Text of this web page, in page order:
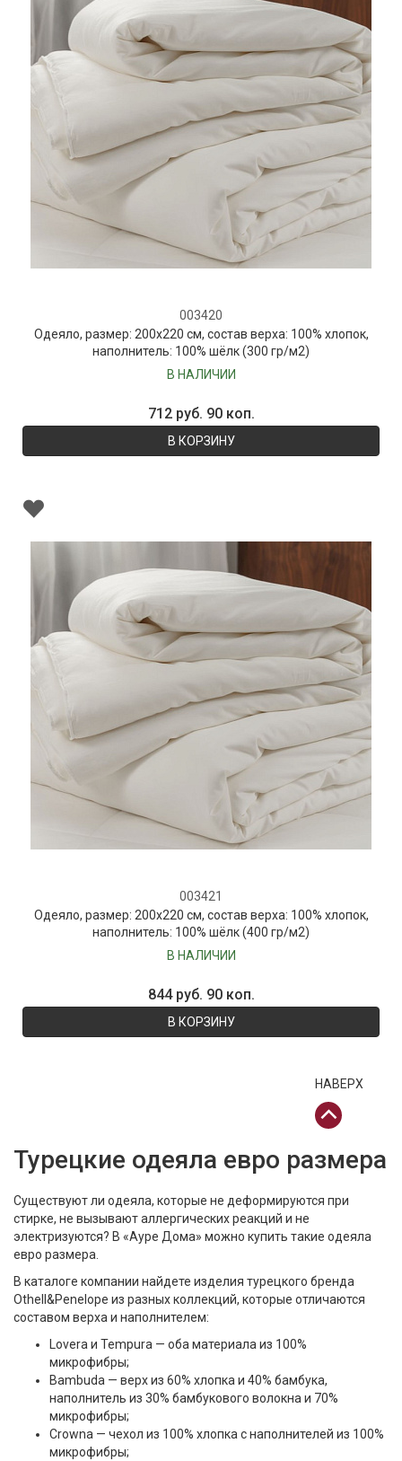
003420
Одеяло, размер: 200х220 см, состав верха: 100% хлопок,
наполнитель: 100% шёлк (300 гр/м2)
В НАЛИЧИИ
712 руб. 90 коп.
В КОРЗИНУ
003421
Одеяло, размер: 200х220 см, состав верха: 100% хлопок,
наполнитель: 100% шёлк (400 гр/м2)
В НАЛИЧИИ
844 руб. 90 коп.
В КОРЗИНУ
НАВЕРХ
Турецкие одеяла евро размера
Существуют ли одеяла, которые не деформируются при
стирке, не вызывают аллергических реакций и не
электризуются? В «Ауре Дома» можно купить такие одеяла
евро размера.
В каталоге компании найдете изделия турецкого бренда
Othell&Penelope из разных коллекций, которые отличаются
составом верха и наполнителем:
Lovera и Tempura — оба материала из 100%
микрофибры;
Bambuda — верх из 60% хлопка и 40% бамбука,
наполнитель из 30% бамбукового волокна и 70%
микрофибры;
Crowna — чехол из 100% хлопка с наполнителей из 100%
микрофибры;